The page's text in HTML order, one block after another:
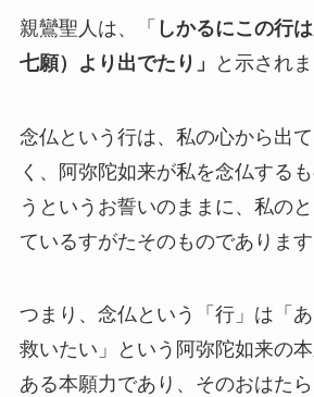
親鸞聖人は、「 しかるにこの行
七願）より出でたり」
と示されま
念仏という行は、私の心から出
く、阿弥陀如来が私を念仏する
うというお誓いのままに、私の
ているすがたそのものであります
つまり、念仏という「行」は「
救いたい」という阿弥陀如来の
ある本願力であり、そのおはた